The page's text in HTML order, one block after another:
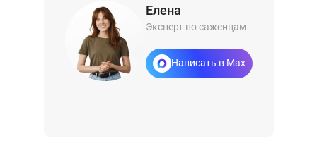
Елена
Эксперт по саженцам
Написать в Max